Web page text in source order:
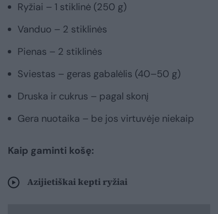
Ryžiai – 1 stiklinė (250 g)
Vanduo – 2 stiklinės
Pienas – 2 stiklinės
Sviestas – geras gabalėlis (40–50 g)
Druska ir cukrus – pagal skonį
Gera nuotaika – be jos virtuvėje niekaip
Kaip gaminti košę:
Azijietiškai kepti ryžiai